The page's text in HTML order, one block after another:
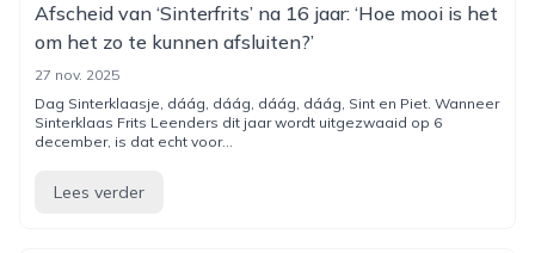
Afscheid van ‘Sinterfrits’ na 16 jaar: ‘Hoe mooi is het
om het zo te kunnen afsluiten?’
27 nov. 2025
Dag Sinterklaasje, dáág, dáág, dáág, dáág, Sint en Piet. Wanneer
Sinterklaas Frits Leenders dit jaar wordt uitgezwaaid op 6
december, is dat echt voor...
Lees verder